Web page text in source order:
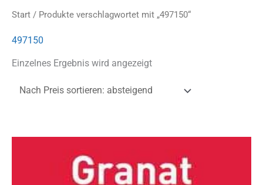
Start / Produkte verschlagwortet mit „497150“
497150
Einzelnes Ergebnis wird angezeigt